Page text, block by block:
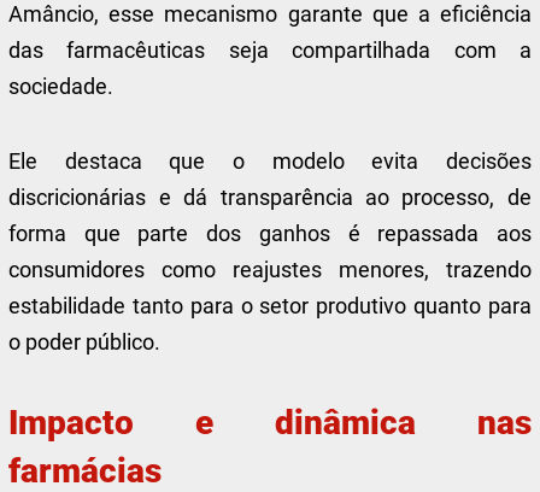
Amâncio, esse mecanismo garante que a eficiência
das farmacêuticas seja compartilhada com a
sociedade.
Ele destaca que o modelo evita decisões
discricionárias e dá transparência ao processo, de
forma que parte dos ganhos é repassada aos
consumidores como reajustes menores, trazendo
estabilidade tanto para o setor produtivo quanto para
o poder público.
Impacto e dinâmica nas
farmácias